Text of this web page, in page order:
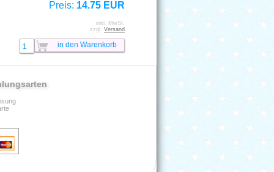
Preis: 14.75 EUR
inkl. MwSt.
zzgl. Versand